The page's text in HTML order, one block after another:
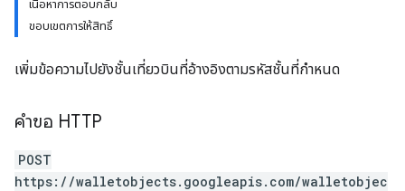
เนื้อหาการตอบกลับ
ขอบเขตการให้สิทธิ์
เพิ่มข้อความไปยังชั้นเที่ยวบินที่อ้างอิงตามรหัสชั้นที่กำหนด
คำขอ HTTP
POST
https://walletobjects.googleapis.com/walletobjec